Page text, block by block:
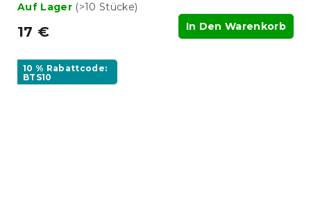
Auf Lager (>10 Stücke)
17 € In Den Warenkorb
10 % Rabattcode:
BTS10